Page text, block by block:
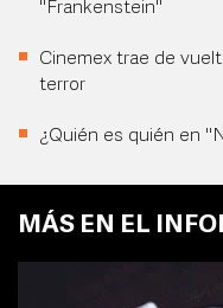
"Frankenstein"
Cinemex trae de
terror
¿Quién es quién en
MÁS EN EL